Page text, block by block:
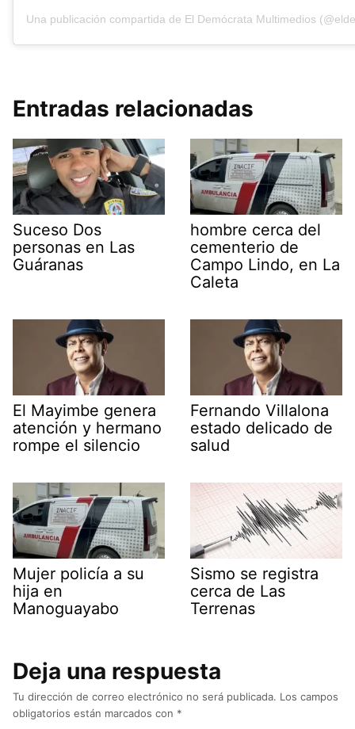
Una publicación compartida de El Demócrata Multimedios
Entradas relacionadas
Suceso Dos
personas en Las
Guáranas
hombre cerca del
cementerio de
Campo Lindo, en La
Caleta
El Mayimbe genera
atención y hermano
rompe el silencio
Fernando Villalona
estado delicado de
salud
Mujer policía a su
hija en
Manoguayabo
Sismo se registra
cerca de Las
Terrenas
Deja una respuesta
Tu dirección de correo electrónico no será publicada. Los campos
obligatorios están marcados con *